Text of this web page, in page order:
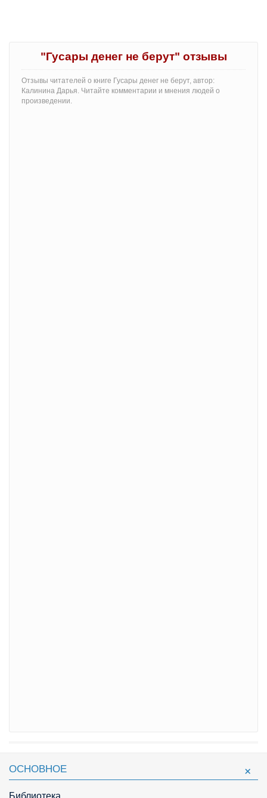
"Гусары денег не берут" отзывы
Отзывы читателей о книге Гусары денег не берут, автор:
Калинина Дарья. Читайте комментарии и мнения людей о
произведении.
ОСНОВНОЕ